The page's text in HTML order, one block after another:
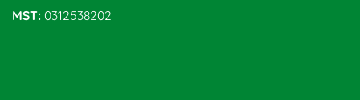
MST: 0312538202